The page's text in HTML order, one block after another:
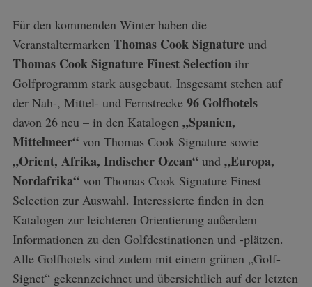
Für den kommenden Winter haben die
Veranstaltermarken Thomas Cook Signatureund
Thomas Cook Signature Finest Selectionihr
Golfprogramm stark ausgebaut. Insgesamt stehen auf
der Nah-, Mittel- und Fernstrecke 96 Golfhotels–
davon 26 neu – in den Katalogen „Spanien,
Mittelmeer“von Thomas Cook Signature sowie
„Orient, Afrika, Indischer Ozean“und „Europa,
Nordafrika“von Thomas Cook Signature Finest
Selection zur Auswahl. Interessierte finden in den
Katalogen zur leichteren Orientierung außerdem
Informationen zu den Golfdestinationen und -plätzen.
Alle Golfhotels sind zudem mit einem grünen „Golf-
Signet“ gekennzeichnet und übersichtlich auf der letzten